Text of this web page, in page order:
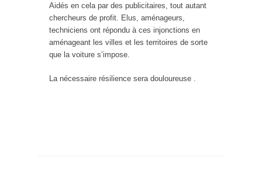
Aidés en cela par des publicitaires, tout autant
chercheurs de profit. Elus, aménageurs,
techniciens ont répondu à ces injonctions en
aménageant les villes et les territoires de sorte
que la voiture s’impose.
La nécessaire résilience sera douloureuse .